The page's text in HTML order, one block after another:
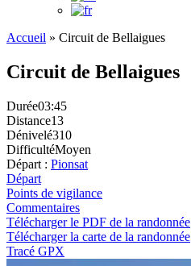
Accueil » Circuit de Bellaigues
Circuit de Bellaigues
Durée03:45
Distance13
Dénivelé310
DifficultéMoyen
Départ : Pionsat
Départ
Points de vigilance
Commentaires
Télécharger le PDF de la randonnée
Télécharger la carte de la randonnée
Tracé GPX